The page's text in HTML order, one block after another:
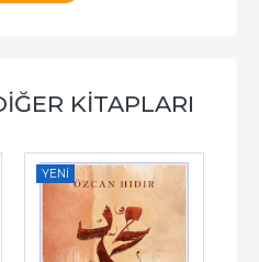
KITAPLARI
YENI